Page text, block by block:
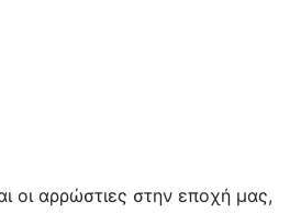
οι αρρώστιες στην εποχή μας,